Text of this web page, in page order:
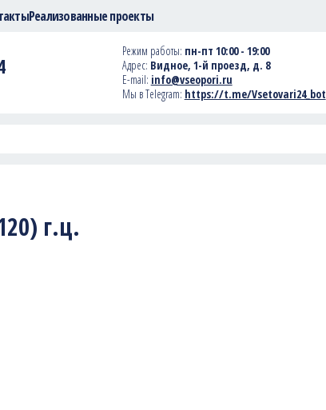
Реализованные проекты
Режим работы: пн-пт 10:00 - 19:00
Адрес: Видное, 1-й проезд, д. 8
E-mail: info@vseopori.ru
Мы в Telegram: https://t.me/Vsetovari24_bot
г.ц.